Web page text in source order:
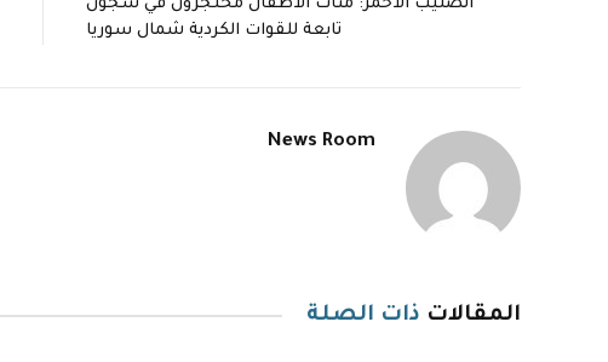
الصليب الأحمر: مئات الأطفال محتجزون في سجون
تابعة للقوات الكردية شمال سوريا
News Room
المقالات ذات الصلة